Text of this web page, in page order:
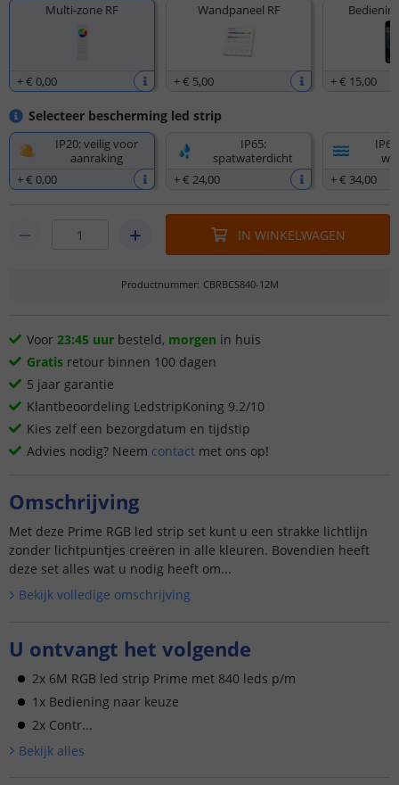
Multi-zone RF
+€ 0,00
Wandpaneel RF
+€ 5,00 +€ 15,00
Selecteer bescherming led strip
IP20: veilig voor
aanraking
+€ 0,00
IP65:
spatwaterdicht
+€ 24,00
+€ 34,00
IN WINKELWAGEN
Productnummer: CBRBCS840-12M
Voor 23:45 uur besteld, morgen in huis
Gratis retour binnen 100 dagen
5 jaar garantie
Klantbeoordeling LedstripKoning 9.2/10
Kies zelf een bezorgdatum en tijdstip
Advies nodig? Neem contact met ons op!
Omschrijving
Met deze Prime RGB led strip set kunt u een strakke lichtlijn
zonder lichtpuntjes creëren in alle kleuren. Bovendien heeft
deze set alles wat u nodig heeft om...
Bekijk volledige omschrijving
U ontvangt het volgende
2x 6M RGB led strip Prime met 840 leds p/m
1x Bediening naar keuze
2x Contr...
Bekijk alles